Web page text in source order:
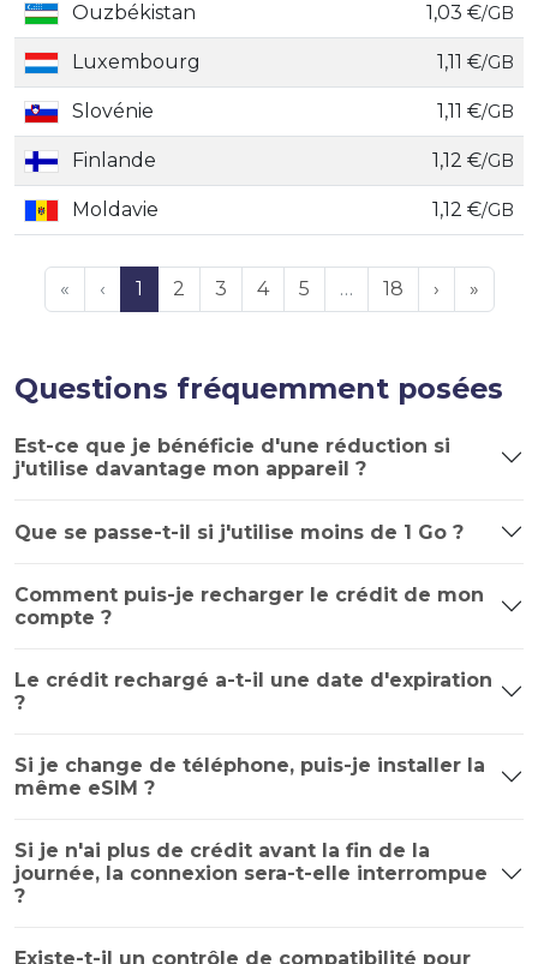
Ouzbékistan 1,03 €/GB
Luxembourg 1,11 €/GB
Slovénie 1,11 €/GB
Finlande 1,12 €/GB
Moldavie 1,12 €/GB
« ‹ 1 2 3 4 5 … 18 › »
Questions fréquemment posées
Est-ce que je bénéficie d'une réduction si
j'utilise davantage mon appareil ?
Que se passe-t-il si j'utilise moins de 1 Go ?
Comment puis-je recharger le crédit de mon
compte ?
Le crédit rechargé a-t-il une date d'expiration
?
Si je change de téléphone, puis-je installer la
même eSIM ?
Si je n'ai plus de crédit avant la fin de la
journée, la connexion sera-t-elle interrompue
?
Existe-t-il un contrôle de compatibilité pour